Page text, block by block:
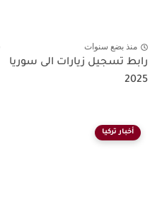
منذ بضع سنوات
رابط تسجيل زيارات الى سوريا
2025
أخبار تركيا